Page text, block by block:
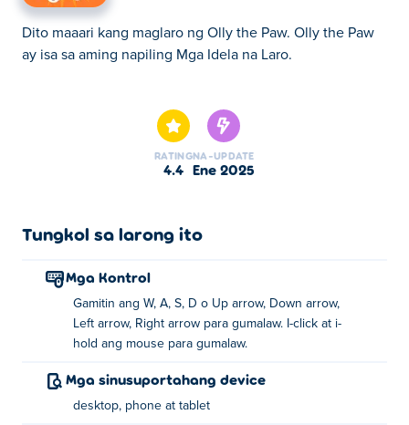
Dito maaari kang maglaro ng Olly the Paw. Olly the Paw
ay isa sa aming napiling Mga Idela na Laro.
RATING
4.4
NA-UPDATE
Ene 2025
Tungkol sa larong ito
Mga Kontrol
Gamitin ang W, A, S, D o Up arrow, Down arrow,
Left arrow, Right arrow para gumalaw. I-click at i-
hold ang mouse para gumalaw.
Mga sinusuportahang device
desktop, phone at tablet